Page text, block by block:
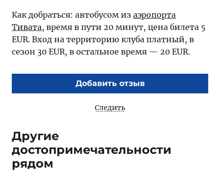
Как добраться: автобусом из аэропорта
Тивата, время в пути 20 минут, цена билета 5
EUR. Вход на территорию клуба платный, в
сезон 30 EUR, в остальное время — 20 EUR.
Добавить отзыв
Следить
Другие
достопримечательности
рядом